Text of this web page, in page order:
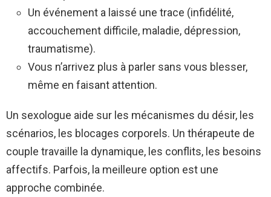
Un événement a laissé une trace (infidélité,
accouchement difficile, maladie, dépression,
traumatisme).
Vous n’arrivez plus à parler sans vous blesser,
même en faisant attention.
Un sexologue aide sur les mécanismes du désir, les
scénarios, les blocages corporels. Un thérapeute de
couple travaille la dynamique, les conflits, les besoins
affectifs. Parfois, la meilleure option est une
approche combinée.